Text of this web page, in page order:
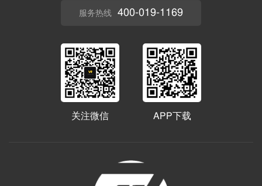
服务热线 400-019-1169
关注微信 APP下载